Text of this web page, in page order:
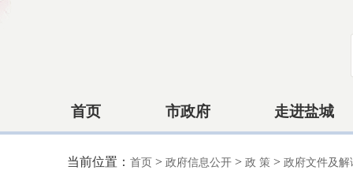
首页 市政府 走进盐城
当前位置： 首页 > 政府信息公开 > 政 策 > 政府文件及